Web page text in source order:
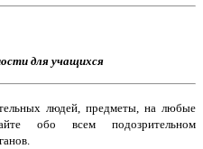
для учащихся
людей, предметы, на любые
обо всем подозрительном